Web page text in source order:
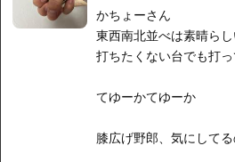
かちょーさん
東西南北並べは素晴ら
打ちたくない台でも打っ
てゆーかてゆーか
膝広げ野郎、気にして